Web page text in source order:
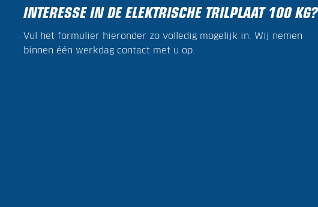
INTERESSE IN DE ELEKTRISCHE TRILPLAAT 100 KG?
Vul het formulier hieronder zo volledig mogelijk in. Wij nemen
binnen één werkdag contact met u op.